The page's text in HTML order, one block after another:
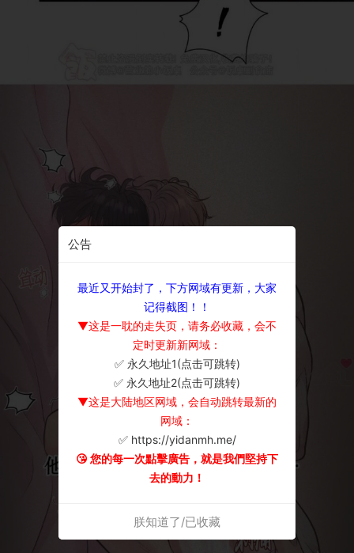
公告
最近又开始封了，下方网域有更新，大家
记得截图！！
▼这是一耽的走失页，请务必收藏，会不
定时更新新网域：
✅ 永久地址1(点击可跳转)
✅ 永久地址2(点击可跳转)
▼这是大陆地区网域，会自动跳转最新的
网域：
✅ https://yidanmh.me/
😘 您的每一次點擊廣告，就是我們堅持下
去的動力！
朕知道了/已收藏